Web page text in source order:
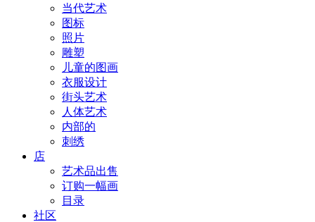
当代艺术
图标
照片
雕塑
儿童的图画
衣服设计
街头艺术
人体艺术
内部的
刺绣
店
艺术品出售
订购一幅画
目录
社区